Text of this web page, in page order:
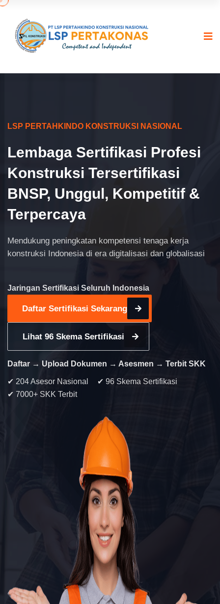
LSP PERTAHKINDO KONSTRUKSI NASIONAL
Lembaga Sertifikasi Profesi
Konstruksi Tersertifikasi
BNSP, Unggul, Kompetitif &
Terpercaya
Mendukung peningkatan kompetensi tenaga kerja
konstruksi Indonesia di era digitalisasi dan globalisasi
Jaringan Sertifikasi Seluruh Indonesia
Daftar Sertifikasi Sekarang
Lihat 96 Skema Sertifikasi
Daftar → Upload Dokumen → Asesmen → Terbit SKK
✔ 204 Asesor Nasional
✔ 96 Skema Sertifikasi
✔ 7000+ SKK Terbit